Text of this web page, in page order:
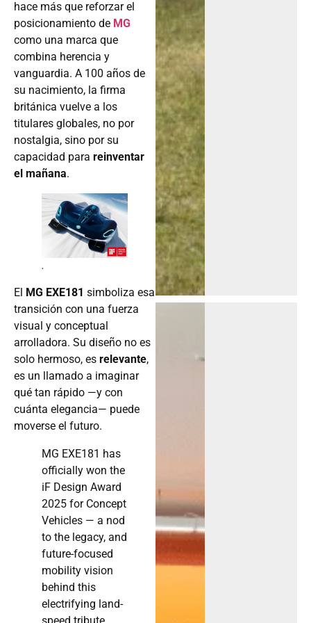
hace más que reforzar el
posicionamiento de MG
como una marca que
combina herencia y
vanguardia. A 100 años de
su nacimiento, la firma
británica vuelve a los
titulares globales, no por
nostalgia, sino por su
capacidad para reinventar
el mañana.
.
El MG EXE181 simboliza esa
transición con una fuerza
visual y conceptual
arrolladora. Su diseño no es
solo hermoso, es relevante,
es un llamado a imaginar
qué tan rápido —y con
cuánta elegancia— puede
moverse el futuro.
MG EXE181 has
officially won the
iF Design Award
2025 for Concept
Vehicles — a nod
to the legacy, and
future-focused
mobility vision
behind this
electrifying land-
speed tribute.